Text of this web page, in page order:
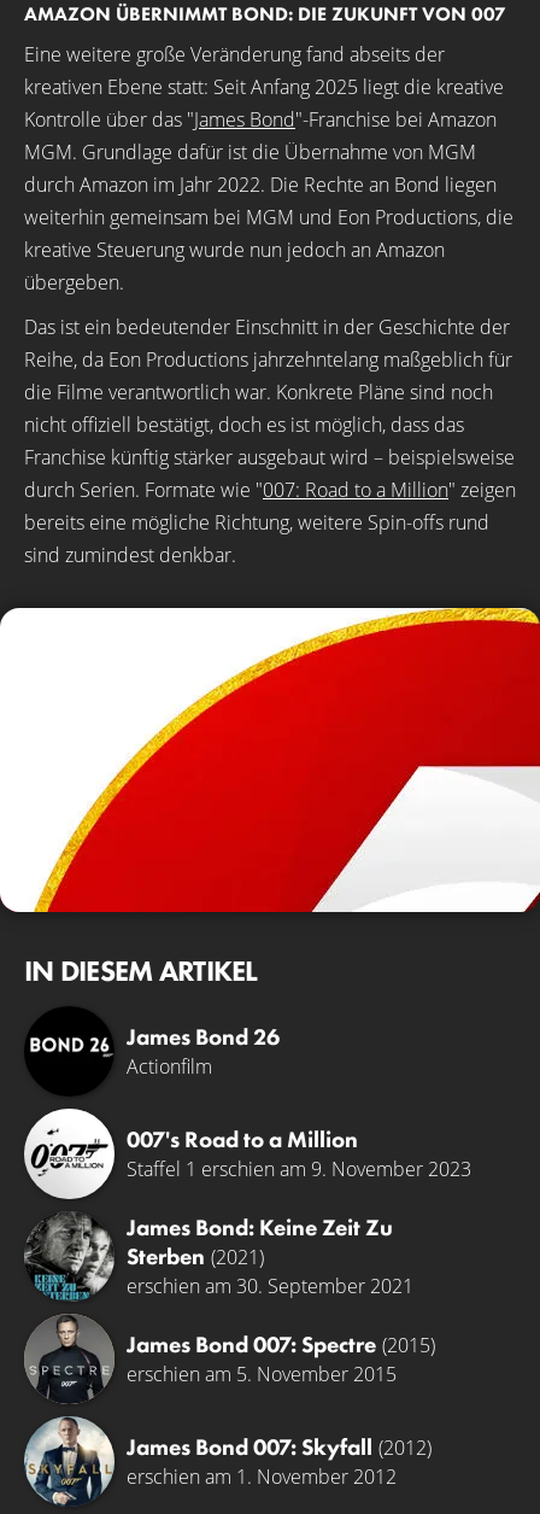
AMAZON ÜBERNIMMT BOND: DIE ZUKUNFT VON 007
Eine weitere große Veränderung fand abseits der
kreativen Ebene statt: Seit Anfang 2025 liegt die kreative
Kontrolle über das "James Bond"-Franchise bei Amazon
MGM. Grundlage dafür ist die Übernahme von MGM
durch Amazon im Jahr 2022. Die Rechte an Bond liegen
weiterhin gemeinsam bei MGM und Eon Productions, die
kreative Steuerung wurde nun jedoch an Amazon
übergeben.
Das ist ein bedeutender Einschnitt in der Geschichte der
Reihe, da Eon Productions jahrzehntelang maßgeblich für
die Filme verantwortlich war. Konkrete Pläne sind noch
nicht offiziell bestätigt, doch es ist möglich, dass das
Franchise künftig stärker ausgebaut wird – beispielsweise
durch Serien. Formate wie "007: Road to a Million" zeigen
bereits eine mögliche Richtung, weitere Spin-offs rund
sind zumindest denkbar.
IN DIESEM ARTIKEL
James Bond 26
Actionfilm
007's Road to a Million
Staffel 1 erschien am 9. November 2023
James Bond: Keine Zeit Zu
Sterben (2021)
erschien am 30. September 2021
James Bond 007: Spectre (2015)
erschien am 5. November 2015
James Bond 007: Skyfall (2012)
erschien am 1. November 2012